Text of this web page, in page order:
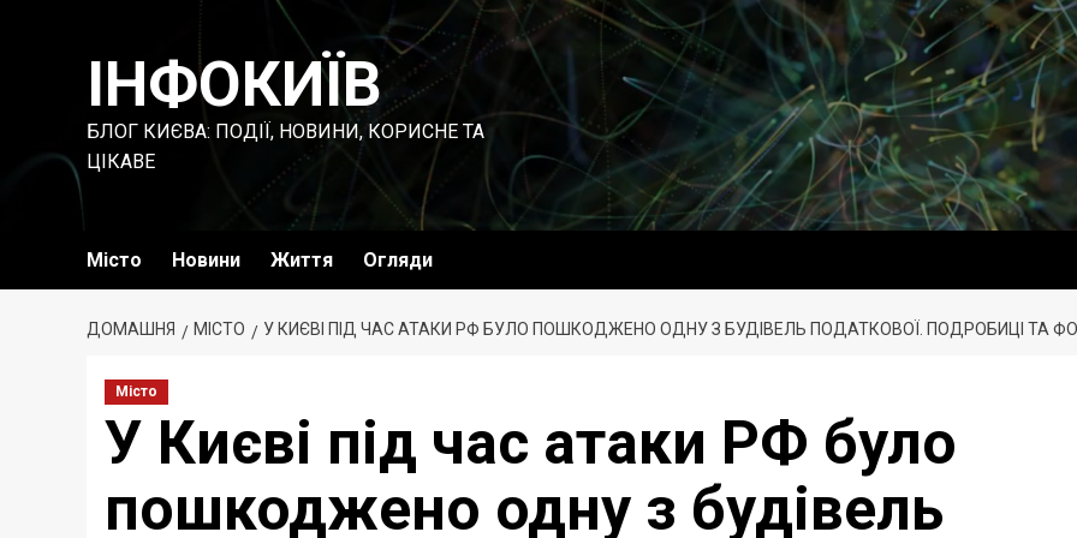
ІНФОКИЇВ
БЛОГ КИЄВА: ПОДІЇ, НОВИНИ, КОРИСНЕ ТА
ЦІКАВЕ
Місто Новини Життя Огляди
ДОМАШНЯ МІСТО У КИЄВІ ПІД ЧАС АТАКИ РФ БУЛО ПОШКОДЖЕНО ОДНУ З БУДІВЕЛЬ ПОДАТКОВОЇ. ПОДРОБИЦІ ТА
Місто
У Києві під час атаки РФ було
пошкоджено одну з будівель